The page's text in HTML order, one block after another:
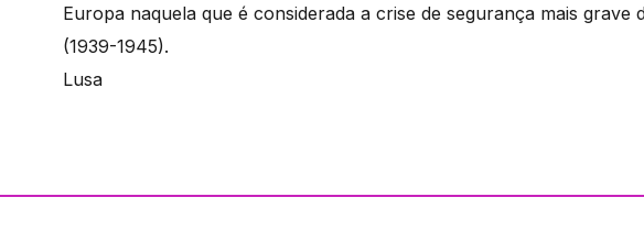
Europa naquela que é considerada a crise de segurança mais grave
(1939-1945).
Lusa